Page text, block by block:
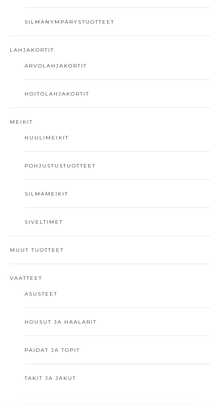
SILMÄNYMPÄRYSTUOTTEET
LAHJAKORTIT
ARVOLAHJAKORTIT
HOITOLAHJAKORTIT
MEIKIT
HUULIMEIKIT
POHJUSTUSTUOTTEET
SILMÄMEIKIT
SIVELTIMET
MUUT TUOTTEET
VAATTEET
ASUSTEET
HOUSUT JA HAALARIT
PAIDAT JA TOPIT
TAKIT JA JAKUT